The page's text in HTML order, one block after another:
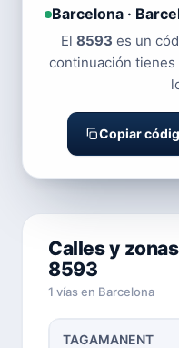
Barcelona ·
El 8593 es un
continuación tienes
Copiar
Calles y
8593
1 vías en Barcelona
TAGAMANENT